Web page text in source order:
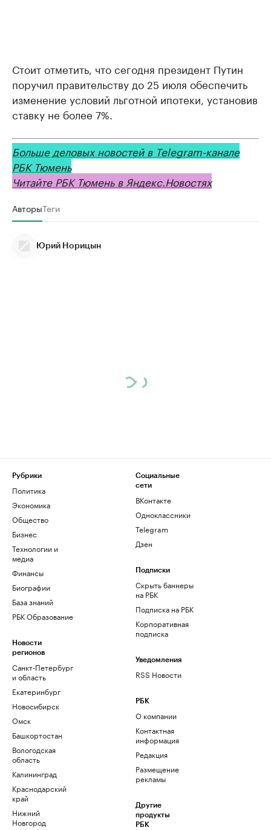
Стоит отметить, что сегодня президент Путин
поручил правительству до 25 июля обеспечить
изменение условий льготной ипотеки, установив
ставку не более 7%.
Больше деловых новостей в Telegram-канале
РБК Тюмень
Читайте РБК Тюмень в Яндекс.Новостях
АвторыТеги
Юрий Норицын
Рубрики
Политика
Экономика
Общество
Бизнес
Технологии и
медиа
Финансы
Биографии
База знаний
РБК Образование
Новости
регионов
Санкт-Петербург
и область
Екатеринбург
Новосибирск
Омск
Башкортостан
Вологодская
область
Калининград
Краснодарский
край
Нижний
Новгород
Социальные
сети
ВКонтакте
Одноклассники
Telegram
Дзен
Подписки
Скрыть баннеры
на РБК
Подписка на РБК
Корпоративная
подписка
Уведомления
RSS Новости
РБК
О компании
Контактная
информация
Редакция
Размещение
рекламы
Другие
продукты
РБК